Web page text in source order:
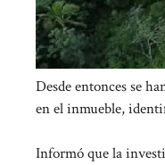
Desde entonces se
en el inmueble,
Informó que la